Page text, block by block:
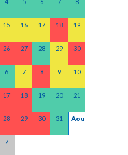
15 16 17 18 19
26 27 28 29 30
6 7 8 9 10
17 18 19 20 21
28 29 30 31 Aou
7